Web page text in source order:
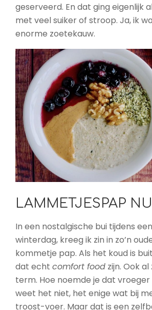
geserveerd. En dat ging eigenlijk
met veel suiker of stroop. Ja, ik
enorme zoetekauw.
LAMMETJESPAP NU
In een nostalgische bui tijdens
winterdag, kreeg ik zin in zo’n
kommetje pap. Als het koud is
dat echt comfort food zijn. Ook al
term. Hoe noemde je dat vroeger
weet het niet, het enige wat bij
troost-voer. Maar dat is een